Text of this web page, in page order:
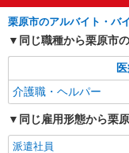
通費
キープ
派遣社員
株式会社kotrio /●SD-H-
栗原市のアルバイト・バ
同じ職種から栗原市
介護職・ヘルパー
同じ雇用形態から栗
派遣社員